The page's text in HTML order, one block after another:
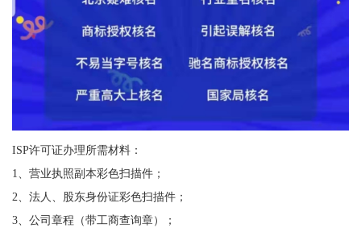
ISP许可证办理所需材料：
1、营业执照副本彩色扫描件；
2、法人、股东身份证彩色扫描件；
3、公司章程（带工商查询章）；